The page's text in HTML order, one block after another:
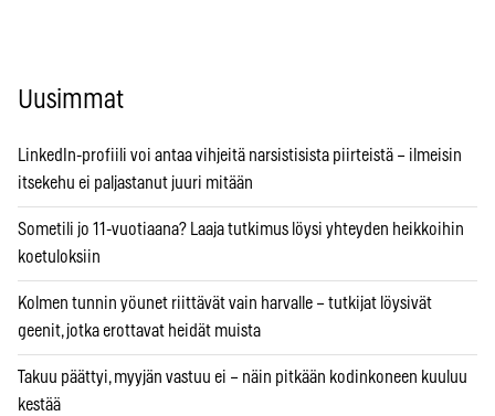
Uusimmat
LinkedIn-profiili voi antaa vihjeitä narsistisista piirteistä – ilmeisin
itsekehu ei paljastanut juuri mitään
Sometili jo 11-vuotiaana? Laaja tutkimus löysi yhteyden heikkoihin
koetuloksiin
Kolmen tunnin yöunet riittävät vain harvalle – tutkijat löysivät
geenit, jotka erottavat heidät muista
Takuu päättyi, myyjän vastuu ei – näin pitkään kodinkoneen kuuluu
kestää